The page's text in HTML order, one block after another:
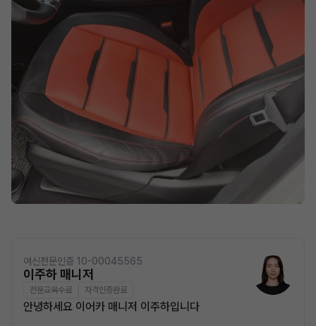
여신전문인증 10-00045565
이주하 매니저
전문교육수료 자격인증완료
안녕하세요 이어카 매니저 이주하입니다